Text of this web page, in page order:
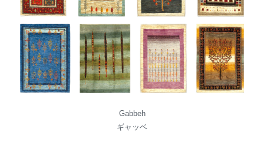
Gabbeh
ギャッベ